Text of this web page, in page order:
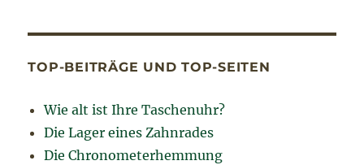
TOP-BEITRÄGE UND TOP-SEITEN
Wie alt ist Ihre Taschenuhr?
Die Lager eines Zahnrades
Die Chronometerhemmung